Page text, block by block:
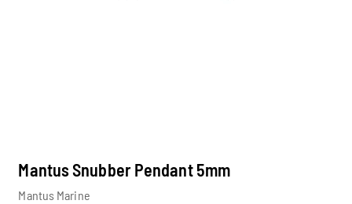
Mantus Snubber Pendant 5mm
Mantus Marine